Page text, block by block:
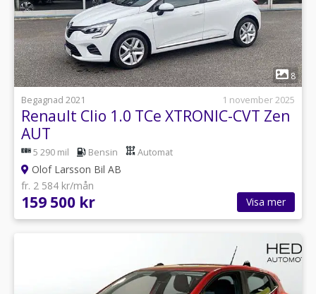
1
8
Begagnad 2021
1 november 2025
Renault Clio 1.0 TCe XTRONIC-CVT Zen
AUT
5 290 mil Bensin Automat
Olof Larsson Bil AB
fr. 2 584 kr/mån
159 500 kr Visa mer